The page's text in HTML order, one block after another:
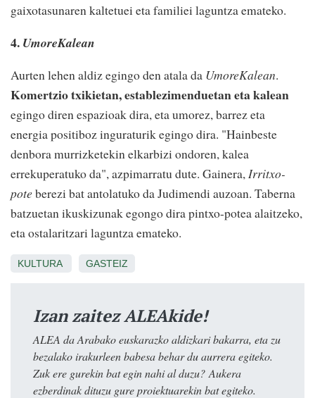
gaixotasunaren kaltetuei eta familiei laguntza emateko.
4. UmoreKalean
Aurten lehen aldiz egingo den atala da UmoreKalean.
Komertzio txikietan, establezimenduetan eta kalean
egingo diren espazioak dira, eta umorez, barrez eta
energia positiboz inguraturik egingo dira. "Hainbeste
denbora murrizketekin elkarbizi ondoren, kalea
errekuperatuko da", azpimarratu dute. Gainera,Irritxo-
poteberezi bat antolatuko da Judimendi auzoan. Taberna
batzuetan ikuskizunak egongo dira pintxo-potea alaitzeko,
eta ostalaritzari laguntza emateko.
KULTURA GASTEIZ
Izan zaitez ALEAkide!
ALEA da Arabako euskarazko aldizkari bakarra, eta zu
bezalako irakurleen babesa behar du aurrera egiteko.
Zuk ere gurekin bat egin nahi al duzu? Aukera
ezberdinak dituzu gure proiektuarekin bat egiteko.